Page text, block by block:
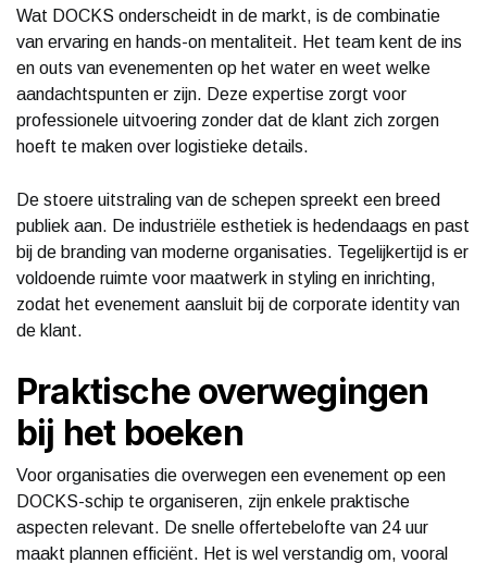
Wat DOCKS onderscheidt in de markt, is de combinatie
van ervaring en hands-on mentaliteit. Het team kent de ins
en outs van evenementen op het water en weet welke
aandachtspunten er zijn. Deze expertise zorgt voor
professionele uitvoering zonder dat de klant zich zorgen
hoeft te maken over logistieke details.
De stoere uitstraling van de schepen spreekt een breed
publiek aan. De industriële esthetiek is hedendaags en past
bij de branding van moderne organisaties. Tegelijkertijd is er
voldoende ruimte voor maatwerk in styling en inrichting,
zodat het evenement aansluit bij de corporate identity van
de klant.
Praktische overwegingen
bij het boeken
Voor organisaties die overwegen een evenement op een
DOCKS-schip te organiseren, zijn enkele praktische
aspecten relevant. De snelle offertebelofte van 24 uur
maakt plannen efficiënt. Het is wel verstandig om, vooral